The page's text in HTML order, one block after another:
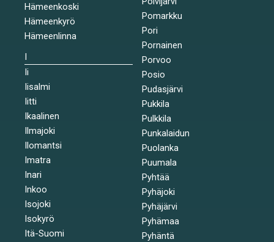
Hämeenkoski
Hämeenkyrö
Hämeenlinna
I
Ii
Iisalmi
Iitti
Ikaalinen
Ilmajoki
Ilomantsi
Imatra
Inari
Inkoo
Isojoki
Isokyrö
Itä-Suomi
Pomarkku
Pori
Pornainen
Porvoo
Posio
Pudasjärvi
Pukkila
Pulkkila
Punkalaidun
Puolanka
Puumala
Pyhtää
Pyhäjoki
Pyhäjärvi
Pyhämaa
Pyhäntä